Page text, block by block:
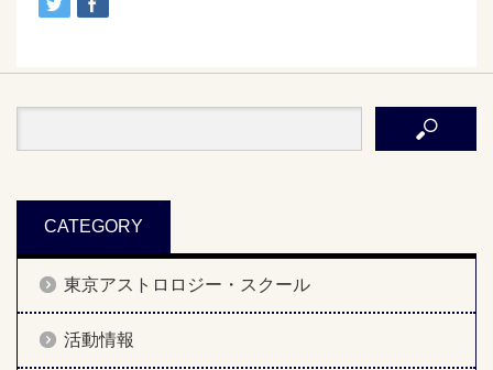
CATEGORY
東京アストロロジー・スクール
活動情報